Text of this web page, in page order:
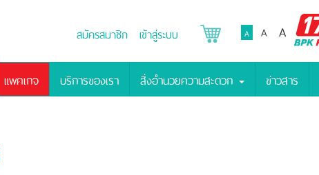
สมัครสมาชิก เข้าสู่ระบบ A A A
แพคเกจ บริการของเรา สิ่งอำนวยความสะดวก ข่าวสาร